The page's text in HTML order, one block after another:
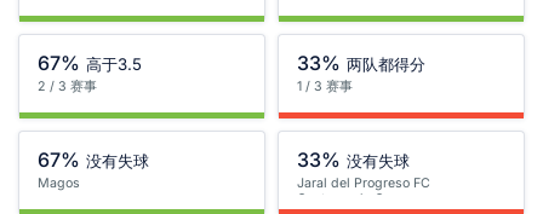
67% 高于3.5
2 / 3 赛事
33% 两队都得分
1 / 3 赛事
67% 没有失球
Magos
33% 没有失球
Jaral del Progreso FC
Ocoteros de Cueramaro